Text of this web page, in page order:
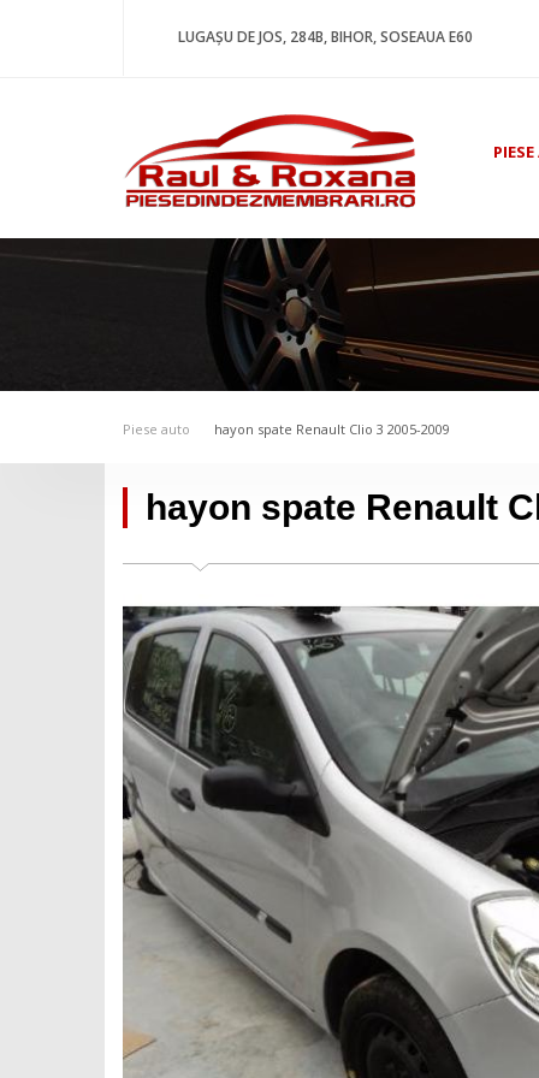
LUGAȘU DE JOS, 284B, BIHOR, SOSEAUA E60
Piese auto hayon spate Renault Clio 3 2005-2009
hayon spate Renault